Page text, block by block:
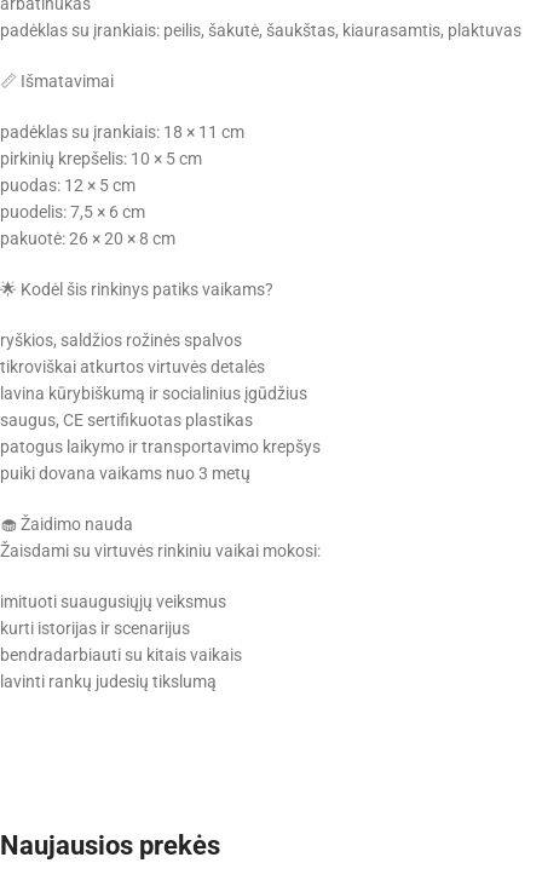
padėklas su įrankiais: peilis, šakutė, šaukštas, kiaurasamtis, plaktuvas
📏 Išmatavimai
padėklas su įrankiais: 18 × 11 cm
pirkinių krepšelis: 10 × 5 cm
puodas: 12 × 5 cm
puodelis: 7,5 × 6 cm
pakuotė: 26 × 20 × 8 cm
🌟 Kodėl šis rinkinys patiks vaikams?
ryškios, saldžios rožinės spalvos
tikroviškai atkurtos virtuvės detalės
lavina kūrybiškumą ir socialinius įgūdžius
saugus, CE sertifikuotas plastikas
patogus laikymo ir transportavimo krepšys
puiki dovana vaikams nuo 3 metų
🧁 Žaidimo nauda
Žaisdami su virtuvės rinkiniu vaikai mokosi:
imituoti suaugusiųjų veiksmus
kurti istorijas ir scenarijus
bendradarbiauti su kitais vaikais
lavinti rankų judesių tikslumą
Naujausios prekės